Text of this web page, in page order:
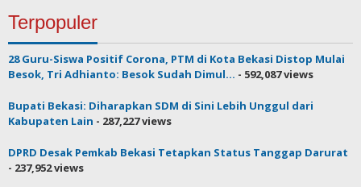
Terpopuler
28 Guru-Siswa Positif Corona, PTM di Kota Bekasi Distop Mulai
Besok, Tri Adhianto: Besok Sudah Dimul... - 592,087 views
Bupati Bekasi: Diharapkan SDM di Sini Lebih Unggul dari
Kabupaten Lain - 287,227 views
DPRD Desak Pemkab Bekasi Tetapkan Status Tanggap Darurat
- 237,952 views